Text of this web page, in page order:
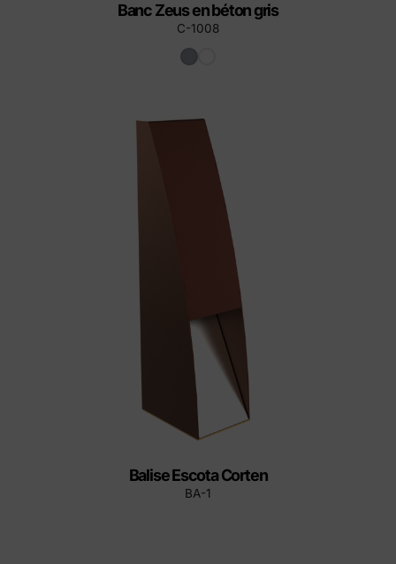
Banc Zeus en béton gris
C-1008
Balise Escota Corten
BA-1